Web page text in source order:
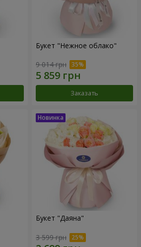
Букет "Нежное облако"
9 014 грн
Заказать
Букет "Даяна"
3 599 грн